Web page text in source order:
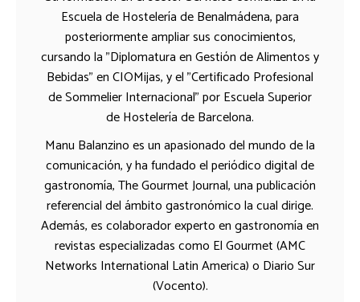
Escuela de Hostelería de Benalmádena, para
posteriormente ampliar sus conocimientos,
cursando la "Diplomatura en Gestión de Alimentos y
Bebidas" en CIOMijas, y el "Certificado Profesional
de Sommelier Internacional" por Escuela Superior
de Hostelería de Barcelona.
Manu Balanzino es un apasionado del mundo de la
comunicación, y ha fundado el periódico digital de
gastronomía, The Gourmet Journal, una publicación
referencial del ámbito gastronómico la cual dirige.
Además, es colaborador experto en gastronomía en
revistas especializadas como El Gourmet (AMC
Networks International Latin America) o Diario Sur
(Vocento).